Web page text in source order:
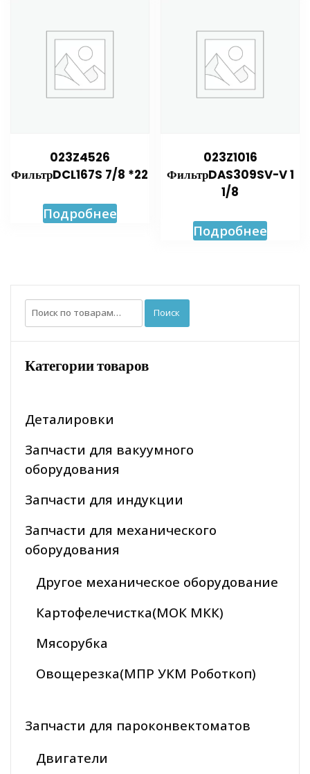
023Z4526
ФильтрDCL167S 7/8 *22
Подробнее
023Z1016
ФильтрDAS309SV-V 1
1/8
Подробнее
Искать: Поиск
Категории товаров
Деталировки
Запчасти для вакуумного
оборудования
Запчасти для индукции
Запчасти для механического
оборудования
Другое механическое оборудование
Картофелечистка(МОК МКК)
Мясорубка
Овощерезка(МПР УКМ Роботкоп)
Запчасти для пароконвектоматов
Двигатели